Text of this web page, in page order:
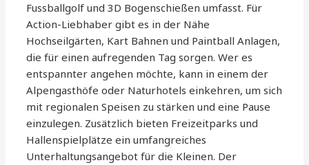
Fussballgolf und 3D Bogenschießen umfasst. Für
Action-Liebhaber gibt es in der Nähe
Hochseilgärten, Kart Bahnen und Paintball Anlagen,
die für einen aufregenden Tag sorgen. Wer es
entspannter angehen möchte, kann in einem der
Alpengasthöfe oder Naturhotels einkehren, um sich
mit regionalen Speisen zu stärken und eine Pause
einzulegen. Zusätzlich bieten Freizeitparks und
Hallenspielplätze ein umfangreiches
Unterhaltungsangebot für die Kleinen. Der